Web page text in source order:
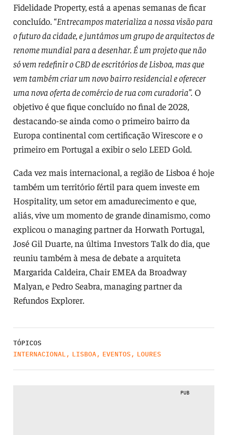
Fidelidade Property, está a apenas semanas de ficar
concluído. “Entrecampos materializa a nossa visão para
o futuro da cidade, e juntámos um grupo de arquitectos de
renome mundial para a desenhar. É um projeto que não
só vem redefinir o CBD de escritórios de Lisboa, mas que
vem também criar um novo bairro residencial e oferecer
uma nova oferta de comércio de rua com curadoria”. O
objetivo é que fique concluído no final de 2028,
destacando-se ainda como o primeiro bairro da
Europa continental com certificação Wirescore e o
primeiro em Portugal a exibir o selo LEED Gold.
Cada vez mais internacional, a região de Lisboa é hoje
também um território fértil para quem investe em
Hospitality, um setor em amadurecimento e que,
aliás, vive um momento de grande dinamismo, como
explicou o managing partner da Horwath Portugal,
José Gil Duarte, na última Investors Talk do dia, que
reuniu também à mesa de debate a arquiteta
Margarida Caldeira, Chair EMEA da Broadway
Malyan, e Pedro Seabra, managing partner da
Refundos Explorer.
TÓPICOS
INTERNACIONAL , LISBOA, EVENTOS , LOURES
PUB